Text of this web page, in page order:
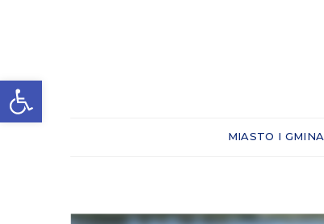
Otwórz pasek narzędzi
MIASTO I GMINA